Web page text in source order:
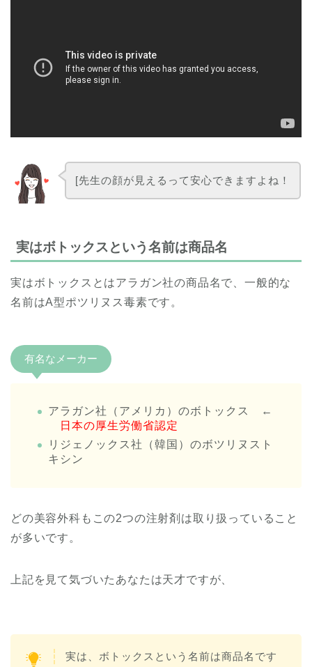
[先生の顔が見えるって安心できますよね！
実はボトックスという名前は商品名
実はボトックスとはアラガン社の商品名で、一般的な
名前はA型ポツリヌス毒素です。
有名なメーカー
アラガン社（アメリカ）のボトックス ←
日本の厚生労働省認定
リジェノックス社（韓国）のボツリヌスト
キシン
どの美容外科もこの2つの注射剤は取り扱っていること
が多いです。
上記を見て気づいたあなたは天才ですが、
実は、ボトックスという名前は商品名です